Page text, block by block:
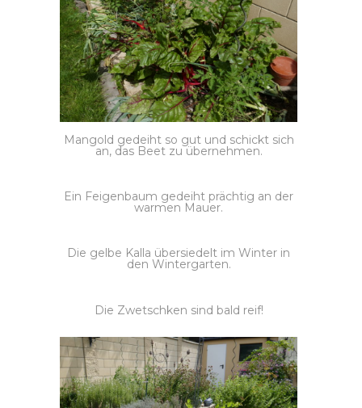
Mangold gedeiht so gut und schickt sich
an, das Beet zu übernehmen.
Ein Feigenbaum gedeiht prächtig an der
warmen Mauer.
Die gelbe Kalla übersiedelt im Winter in
den Wintergarten.
Die Zwetschken sind bald reif!